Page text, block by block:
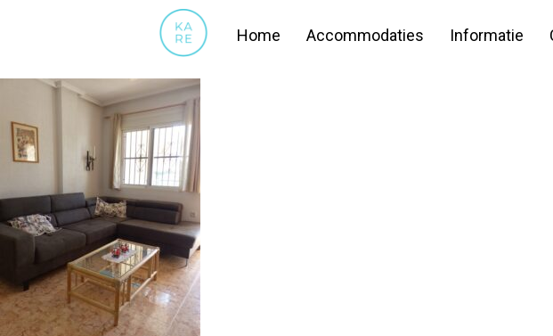
Home Accommodaties Informatie